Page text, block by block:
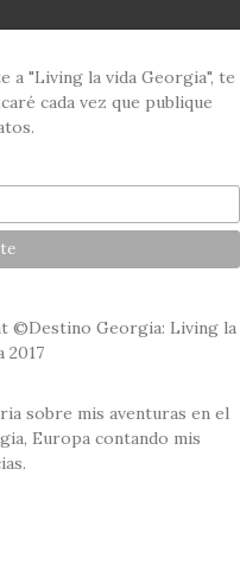
a "Living la vida Georgia", te
cada vez que publique
©Destino Georgia: Living la
2017
sobre mis aventuras en el
Europa contando mis